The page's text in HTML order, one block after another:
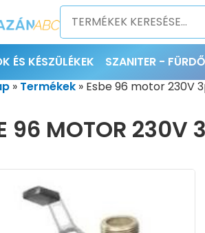
ÉS KÉSZÜLÉKEK SZANITER -
» Termékek » Esbe 96 motor 230V
96 MOTOR